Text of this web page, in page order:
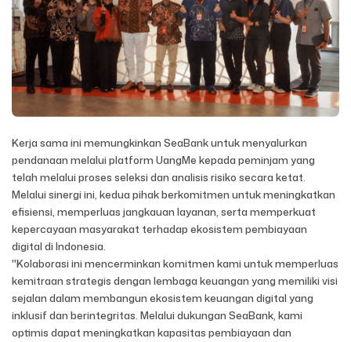
Kerja sama ini memungkinkan SeaBank untuk menyalurkan
pendanaan melalui platform UangMe kepada peminjam yang
telah melalui proses seleksi dan analisis risiko secara ketat.
Melalui sinergi ini, kedua pihak berkomitmen untuk meningkatkan
efisiensi, memperluas jangkauan layanan, serta memperkuat
kepercayaan masyarakat terhadap ekosistem pembiayaan
digital di Indonesia.
"Kolaborasi ini mencerminkan komitmen kami untuk memperluas
kemitraan strategis dengan lembaga keuangan yang memiliki visi
sejalan dalam membangun ekosistem keuangan digital yang
inklusif dan berintegritas. Melalui dukungan SeaBank, kami
optimis dapat meningkatkan kapasitas pembiayaan dan